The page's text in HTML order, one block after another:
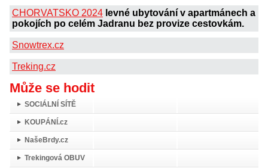
CHORVATSKO 2024 levné ubytování v apartmánech a
pokojích po celém Jadranu bez provize cestovkám.
Snowtrex.cz
Treking.cz
Může se hodit
SOCIÁLNÍ SÍTĚ
KOUPÁNÍ.cz
NašeBrdy.cz
Trekingová OBUV